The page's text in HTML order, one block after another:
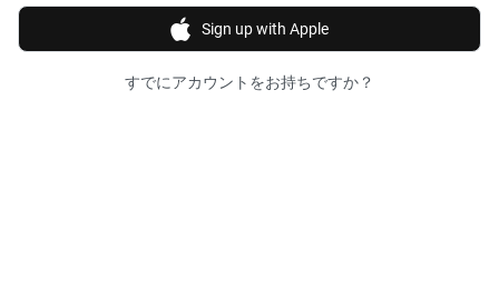
Sign up with Apple
すでにアカウントをお持ちですか？